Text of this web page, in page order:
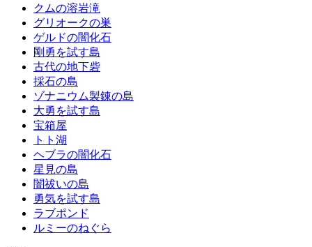
クムの溶岩滝
グリオークの巣
ゲルドの闇化石
剛勇を試す島
古代の地下砦
採石の島
ゾナニウム製錬の島
大勇を試す島
宝箱屋
トト湖
ヘブラの闇化石
星見の島
闇祓いの島
勇気を試す島
ラブポンド
ルミーのねぐら